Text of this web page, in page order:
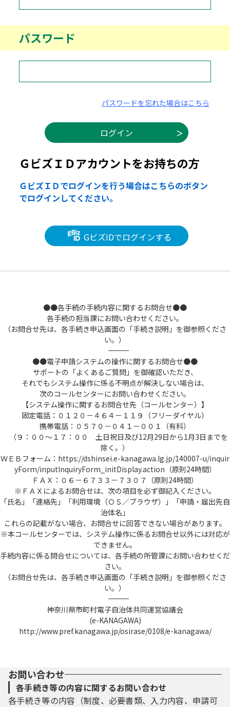
パスワード
パスワードを忘れた場合はこちら
ＧビズＩＤアカウントをお持ちの方
ＧビズＩＤでログインを行う場合はこちらのボタン
でログインしてください。
GビズIDでログインする
●●各手続の手続内容に関するお問合せ●●
各手続の担当課にお問い合わせください。
（お問合せ先は、各手続き申込画面の「手続き説明」を御参照くださ
い。）
――――――――――――――――――――――――――――――――――――――――――――――――――
●●電子申請システムの操作に関するお問合せ●●
サポートの「よくあるご質問」を御確認いただき、
それでもシステム操作に係る不明点が解決しない場合は、
次のコールセンターにお問い合わせください。
【システム操作に関するお問合せ先（コールセンター）】
固定電話：０１２０－４６４－１１９（フリーダイヤル）
携帯電話：０５７０－０４１－００１（有料）
（９：００～１７：００ 土日祝日及び12月29日から1月3日までを
除く。）
ＷＥＢフォーム：https://dshinsei.e-kanagawa.lg.jp/140007-u/inquir
yForm/inputInquiryForm_initDisplay.action（原則24時間）
ＦＡＸ：０６－６７３３－７３０７（原則24時間）
※ＦＡＸによるお問合せは、次の項目を必ず御記入ください。
「氏名」「連絡先」「利用環境（ＯＳ／ブラウザ）」「申請・届出先自
治体名」
これらの記載がない場合、お問合せに回答できない場合があります。
※本コールセンターでは、システム操作に係るお問合せ以外には対応が
できません。
手続内容に係る問合せについては、各手続の所管課にお問い合わせくだ
さい。
（お問合せ先は、各手続き申込画面の「手続き説明」を御参照くださ
い。）
――――――――――――――――――――――――――――――――――――――――――――――――――
神奈川県市町村電子自治体共同運営協議会
(e-KANAGAWA)
http://www.pref.kanagawa.jp/osirase/0108/e-kanagawa/
お問い合わせ
各手続き等の内容に関するお問い合わせ
各手続き等の内容（制度、必要書類、入力内容、申請可